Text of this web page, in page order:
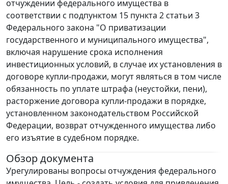
отчуждении федерального имущества в
соответствии с подпунктом 15 пункта 2 статьи 3
Федерального закона "О приватизации
государственного и муниципального имущества",
включая нарушение срока исполнения
инвестиционных условий, в случае их установления в
договоре купли-продажи, могут являться в том числе
обязанность по уплате штрафа (неустойки, пени),
расторжение договора купли-продажи в порядке,
установленном законодательством Российской
Федерации, возврат отчужденного имущества либо
его изъятие в судебном порядке.
Обзор документа
Урегулированы вопросы отчуждения федерального